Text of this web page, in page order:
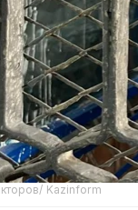
Kazinform